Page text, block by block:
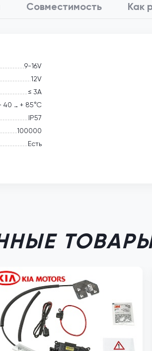
Совместимость Как
9-16V
12V
≤ 3А
40 … + 85°С
IP57
100000
Есть